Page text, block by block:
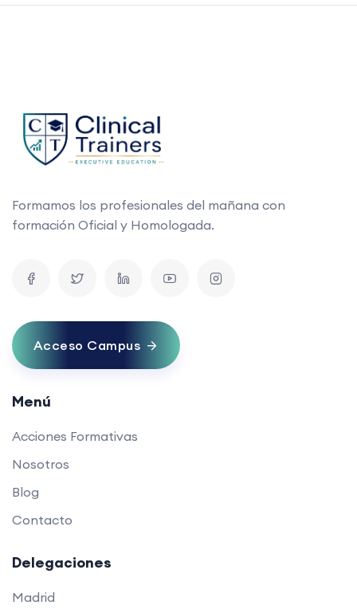
Formamos los profesionales del mañana con
formación Oficial y Homologada.
Acceso Campus
Menú
Acciones Formativas
Nosotros
Blog
Contacto
Delegaciones
Madrid